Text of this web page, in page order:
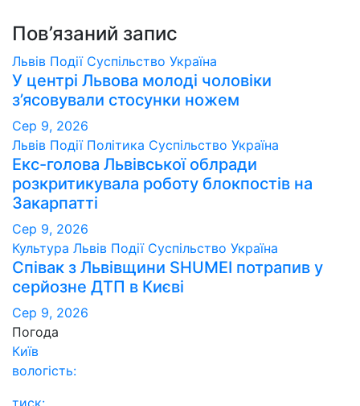
Пов’язаний запис
Львів Події Суспільство Україна
У центрі Львова молоді чоловіки
з’ясовували стосунки ножем
Сер 9, 2026
Львів Події Політика Суспільство Україна
Екс-голова Львівської облради
розкритикувала роботу блокпостів на
Закарпатті
Сер 9, 2026
Культура Львів Події Суспільство Україна
Співак з Львівщини SHUMEI потрапив у
серйозне ДТП в Києві
Сер 9, 2026
Погода
Київ
вологість:
тиск: